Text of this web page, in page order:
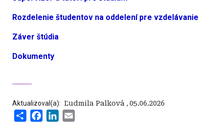
Rozdelenie študentov na oddelení pre vzdelávanie
Záver štúdia
Dokumenty
Aktualizoval(a): ‍ Ľudmila Palková , 05.06.2026
Share FacebookLinkedIn